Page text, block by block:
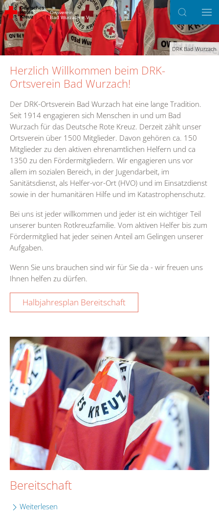
Ortsverein
Bad Wurzach e.V.
DRK Bad Wurzach
Herzlich Willkommen beim DRK-
Ortsverein Bad Wurzach!
Der DRK-Ortsverein Bad Wurzach hat eine lange Tradition.
Seit 1914 engagieren sich Menschen in und um Bad
Wurzach für das Deutsche Rote Kreuz. Derzeit zählt unser
Ortsverein über 1500 Mitglieder. Davon gehören ca. 150
Mitglieder zu den aktiven ehrenamtlichen Helfern und ca
1350 zu den Fördermitgliedern. Wir engagieren uns vor
allem im sozialen Bereich, in der Jugendarbeit, im
Sanitätsdienst, als Helfer-vor-Ort (HVO) und im Einsatzdienst
sowie in der humanitären Hilfe und im Katastrophenschutz.
Bei uns ist jeder willkommen und jeder ist ein wichtiger Teil
unserer bunten Rotkreuzfamilie. Vom aktiven Helfer bis zum
Fördermitglied hat jeder seinen Anteil am Gelingen unserer
Aufgaben.
Wenn Sie uns brauchen sind wir für Sie da - wir freuen uns
Ihnen helfen zu dürfen.
Halbjahresplan Bereitschaft
Bereitschaft
Weiterlesen